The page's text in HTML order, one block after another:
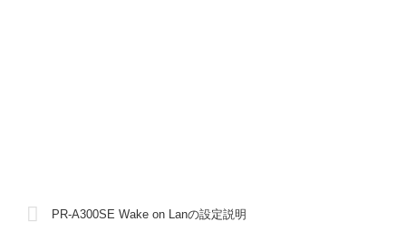
PR-A300SE Wake on Lanの設定説明